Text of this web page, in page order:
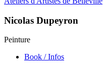
Nicolas Dupeyron
Peinture
Book / Infos